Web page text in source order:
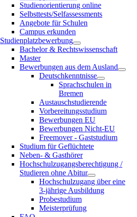
Studienorientierung online
Selbsttests/Selfassessments
Angebote für Schulen
Campus erkunden
Studienplatzbewerbung
Bachelor & Rechtswissenschaft
Master
Bewerbungen aus dem Ausland
Deutschkenntnisse
Sprachschulen in
Bremen
Austauschstudierende
Vorbereitungsstudium
Bewerbungen EU
Bewerbungen Nicht-EU
Freemover - Gaststudium
Studium für Geflüchtete
Neben- & Gasthörer
Hochschulzugangsberechtigung /
Studieren ohne Abitur
Hochschulzugang über eine
3-jährige Ausbildung
Probestudium
Meisterprüfung